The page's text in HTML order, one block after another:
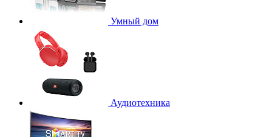
Умный дом
Аудиотехника